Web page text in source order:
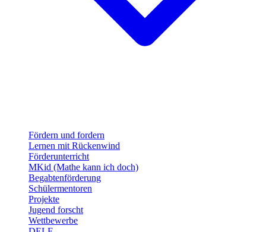
Fördern und fordern
Lernen mit Rückenwind
Förderunterricht
MKid (Mathe kann ich doch)
Begabtenförderung
Schülermentoren
Projekte
Jugend forscht
Wettbewerbe